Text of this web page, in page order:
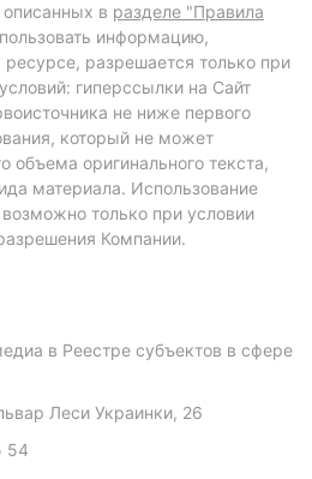
в разделе "Правила
информацию,
разрешается только при
гиперссылки на Сайт
не ниже первого
который не может
объема оригинального текста,
материала. Использование
только при условии
Компании.
в Реестре субъектов в сфере
Леси Украинки, 26
54